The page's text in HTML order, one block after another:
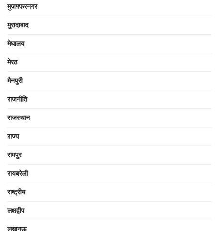
मुज़फ्फरनगर
मुरादाबाद
मेघालय
मेरठ
मैनपुरी
राजनीति
राजस्थान
राज्य
रामपुर
रायबरेली
राष्ट्रीय
लक्षद्वीप
लखनऊ